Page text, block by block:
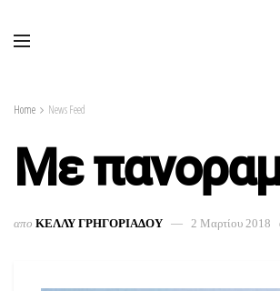
Home News Feed
Με
απο ΚΕΛΛΥ ΓΡΗΓΟΡΙΑΔΟΥ 2 Μαρτίου 2018